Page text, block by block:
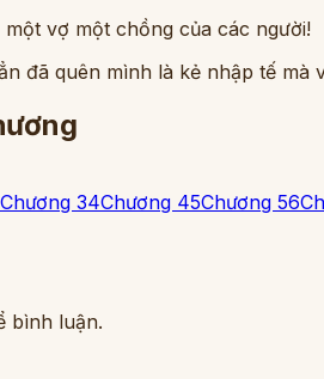
vợ một chồng của các người!
đã quên mình là kẻ nhập tế mà
Chương 34Chương 45Chương 56
bình luận.